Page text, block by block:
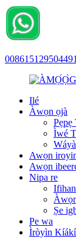
008615129504491
Ilé
Àwọn ọjà
Ìwé
Awọn
Awọn
Nipa re
Ṣe
Pe wa
Ìròyìn